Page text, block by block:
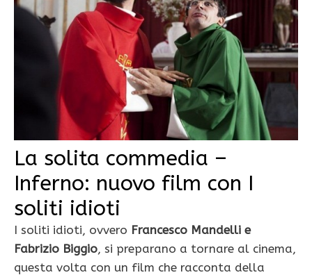
La solita commedia –
Inferno: nuovo film con I
soliti idioti
I soliti idioti, ovvero Francesco Mandelli e
Fabrizio Biggio, si preparano a tornare al cinema,
questa volta con un film che racconta della